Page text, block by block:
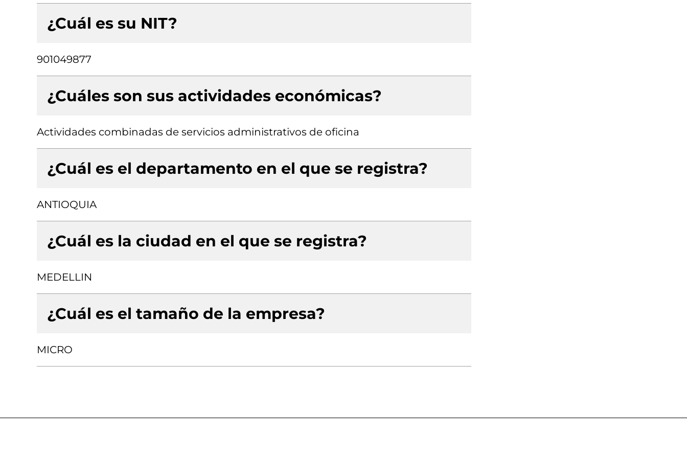
¿Cuál es su NIT?
901049877
¿Cuáles son sus actividades económicas?
Actividades combinadas de servicios administrativos de oficina
¿Cuál es el departamento en el que se registra?
ANTIOQUIA
¿Cuál es la ciudad en el que se registra?
MEDELLIN
¿Cuál es el tamaño de la empresa?
MICRO